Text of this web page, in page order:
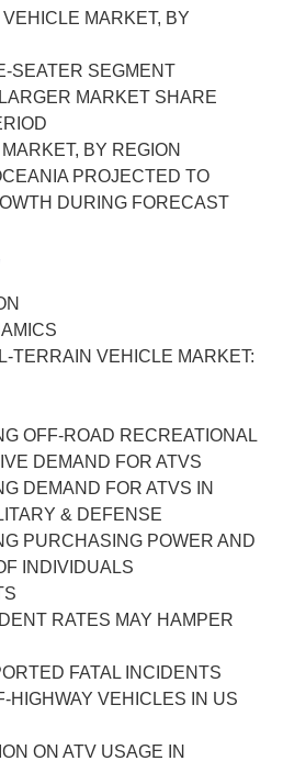
MARKET, BY
SEGMENT
MARKET SHARE
BY REGION
PROJECTED TO
DURING FORECAST
VEHICLE MARKET:
ROAD RECREATIONAL
DEMAND FOR ATVS
FOR ATVS IN
& DEFENSE
POWER AND
INDIVIDUALS
RATES MAY HAMPER
FATAL INCIDENTS
HIGHWAY VEHICLES IN US
ON ATV USAGE IN